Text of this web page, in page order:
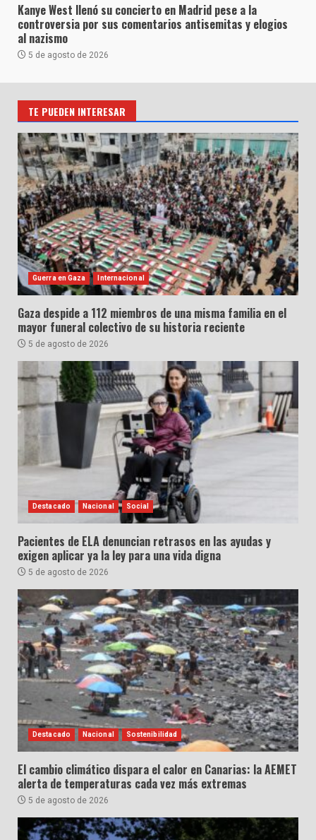
Kanye West llenó su concierto en Madrid pese a la
controversia por sus comentarios antisemitas y elogios
al nazismo
5 de agosto de 2026
TE PUEDEN INTERESAR
Guerra en Gaza Internacional
Gaza despide a 112 miembros de una misma familia en el
mayor funeral colectivo de su historia reciente
5 de agosto de 2026
Destacado Nacional Social
Pacientes de ELA denuncian retrasos en las ayudas y
exigen aplicar ya la ley para una vida digna
5 de agosto de 2026
Destacado Nacional Sostenibilidad
El cambio climático dispara el calor en Canarias: la AEMET
alerta de temperaturas cada vez más extremas
5 de agosto de 2026